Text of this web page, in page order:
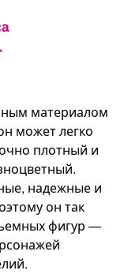
материалом
может легко
плотный и
надежные и
он так
фигур —